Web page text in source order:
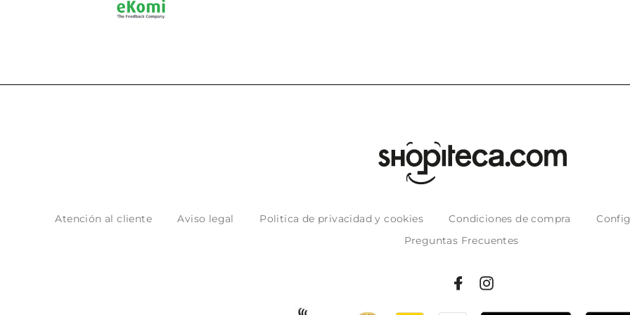
Atención al cliente Aviso legal Politica de privacidad y cookies Condiciones de compra
Preguntas Frecuentes